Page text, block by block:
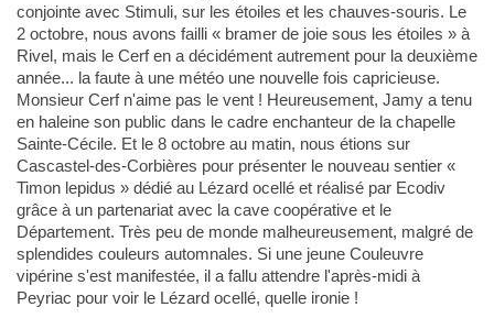
conjointe avec Stimuli, sur les étoiles et les chauves-souris. Le
2 octobre, nous avons failli « bramer de joie sous les étoiles » à
Rivel, mais le Cerf en a décidément autrement pour la deuxième
année... la faute à une météo une nouvelle fois capricieuse.
Monsieur Cerf n'aime pas le vent ! Heureusement, Jamy a tenu
en haleine son public dans le cadre enchanteur de la chapelle
Sainte-Cécile. Et le 8 octobre au matin, nous étions sur
Cascastel-des-Corbières pour présenter le nouveau sentier «
Timon lepidus » dédié au Lézard ocellé et réalisé par Ecodiv
grâce à un partenariat avec la cave coopérative et le
Département. Très peu de monde malheureusement, malgré de
splendides couleurs automnales. Si une jeune Couleuvre
vipérine s'est manifestée, il a fallu attendre l'après-midi à
Peyriac pour voir le Lézard ocellé, quelle ironie !